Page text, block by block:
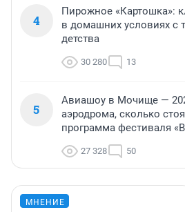
4
Пирожное «Картошка»:
в домашних условиях с
детства
30 280 13
5
Авиашоу в Мочище —
аэродрома, сколько
программа фестиваля
27 328 50
МНЕНИЕ